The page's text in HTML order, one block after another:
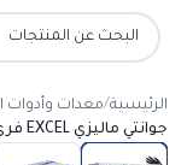
الرئيسية/معدات وأدوات
جوانتي ماليزي EXCEL فري بودر مقاس M اسود